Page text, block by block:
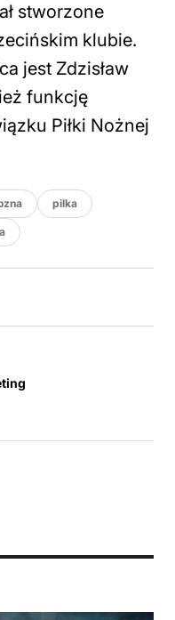
stworzone
klubie.
jest Zdzisław
funkcję
Piłki Nożnej
pilka